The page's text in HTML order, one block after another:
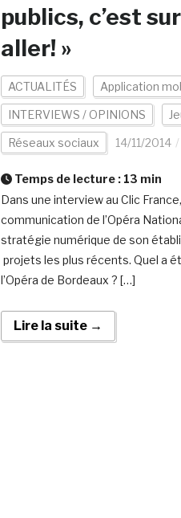
publics, c’est
aller! »
ACTUALITÉS Application
INTERVIEWS / OPINIONS
Réseaux sociaux 14/11/2014
Temps de lecture : 13 min
Dans une interview au Clic
communication de l’Opéra
stratégie numérique de son
projets les plus récents. Quel a
l’Opéra de Bordeaux ? […]
Lire la suite →